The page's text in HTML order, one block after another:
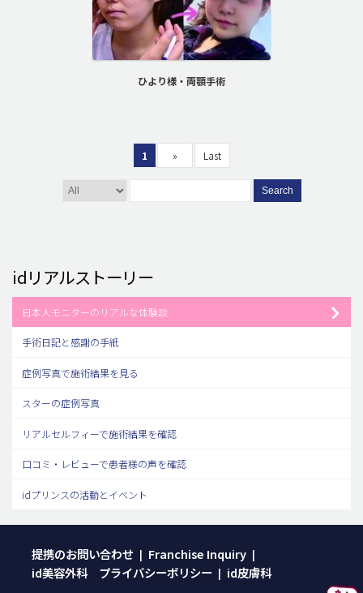
ひより様・両顎手術
1 » Last
Search
idリアルストーリー
日本人モニターのリアルな体験談
手術日記と感謝の手紙
症例写真で施術結果を見る
スターの症例写真
リアルセルフィーで施術結果を確認
口コミ・レビューで患者様の声を確認
idプリンスの活動とイベント
提携のお問い合わせ | Franchise Inquiry |
id美容外科 プライバシーポリシー | id皮膚科